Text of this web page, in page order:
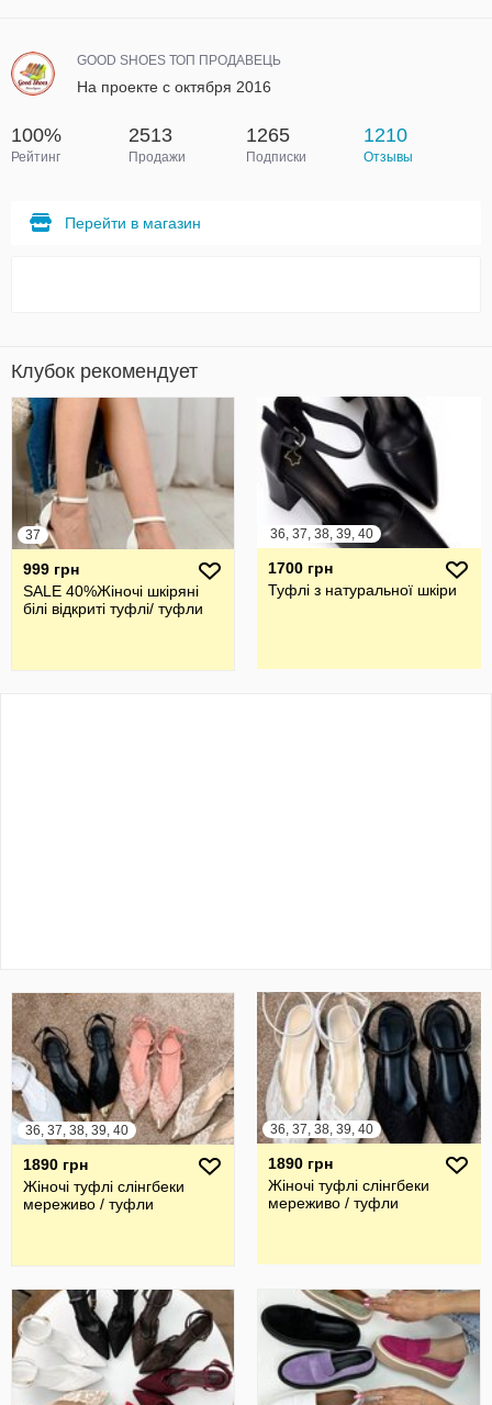
GOOD SHOES ТОП ПРОДАВЕЦЬ
На проекте с октября 2016
100%
Рейтинг
2513
Продажи
1265
Подписки
1210
Отзывы
Перейти в магазин
Клубок рекомендует
37
999 грн
SALE 40%Жіночі шкіряні
білі відкриті туфлі/ туфли
36, 37, 38, 39, 40
1700 грн
Туфлі з натуральної шкіри
36, 37, 38, 39, 40
1890 грн
Жіночі туфлі слінгбеки
мереживо / туфли
36, 37, 38, 39, 40
1890 грн
Жіночі туфлі слінгбеки
мереживо / туфли